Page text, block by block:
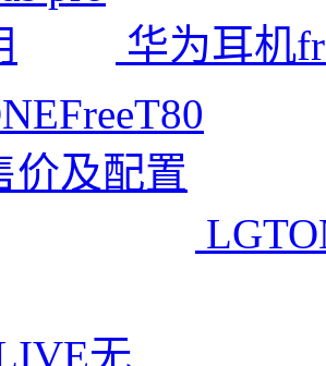
华为耳机